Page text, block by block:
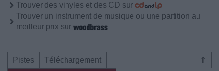
Trouver des vinyles et des CD sur
Trouver un instrument de musique ou une partition au
meilleur prix sur
⇑
Pistes
Téléchargement